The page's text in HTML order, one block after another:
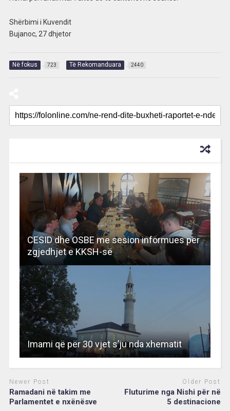
Shërbimi i Kuvendit
Bujanoc, 27 dhjetor
Në fokus 723 Të Rekomanduara 2440
CESID dhe OSBE me sesion informues për
zgjedhjet e KKSH-së
Imami që për 30 vjet s’ju nda xhematit
Newer Post
Ramadani në takim me
Parlamentet e nxënësve
Older Post
Fluturime nga Nishi për në
5 destinacione